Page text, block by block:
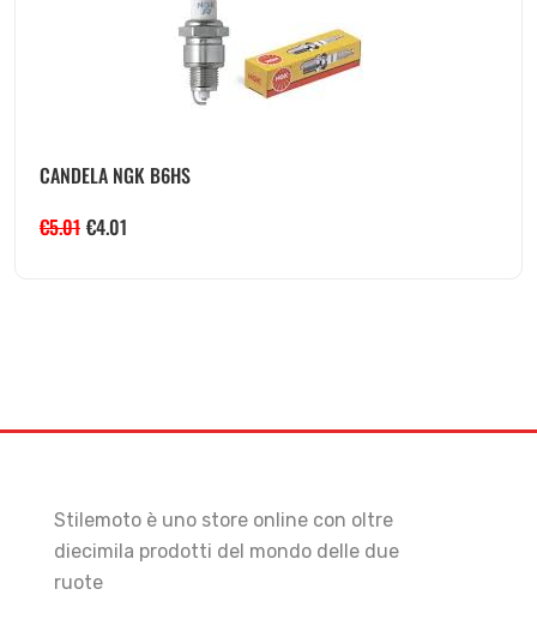
CANDELA NGK B6HS
€5.01 €4.01
Stilemoto è uno store online con oltre
diecimila prodotti del mondo delle due
ruote